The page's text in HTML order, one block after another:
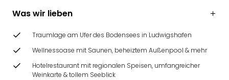
Was wir lieben
Traumlage am Ufer des Bodensees in Ludwigshafen
Wellnessoase mit Saunen, beheiztem Außenpool & mehr
Hotelrestaurant mit regionalen Speisen, umfangreicher
Weinkarte & tollem Seeblick